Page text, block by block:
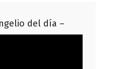
del día –